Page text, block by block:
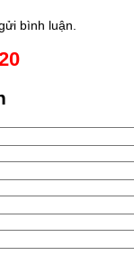
bình luận.